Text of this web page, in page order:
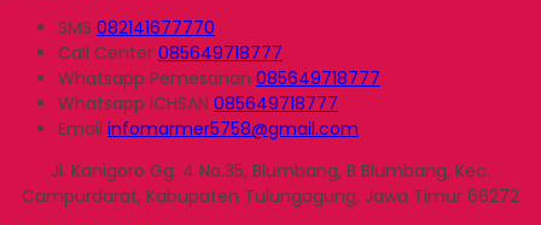
SMS 082141677770
Call Center 085649718777
Whatsapp Pemesanan 085649718777
Whatsapp ICHSAN 085649718777
Email infomarmer5758@gmail.com
Jl. Kanigoro Gg. 4 No.35, Blumbang, B Blumbang, Kec.
Campurdarat, Kabupaten Tulungagung, Jawa Timur 66272